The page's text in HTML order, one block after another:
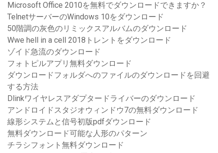
Microsoft Office 2010を無料でダウンロードできますか？
TelnetサーバーのWindows 10をダウンロード
50階調の灰色のリミックスアルバムのダウンロード
Wwe hell in a cell 2018トレントをダウンロード
ゾイド急流のダウンロード
フォトピルアプリ無料ダウンロード
ダウンロードフォルダへのファイルのダウンロードを回避
する方法
Dlinkワイヤレスアダプタードライバーのダウンロード
アンドロイドスタジオウィンドウ7の無料ダウンロード
線形システムと信号初版pdfダウンロード
無料ダウンロード可能な人形のパターン
チラシフォント無料ダウンロード